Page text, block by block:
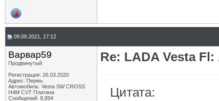
09.09.2021, 17:12
Варвар59
Продвинутый
Регистрация: 26.03.2020
Адрес: Пермь
Автомобиль: Vesta SW CROSS
H4M CVT Платина
Сообщений: 8,894
Re: LADA Vesta
Цитата: